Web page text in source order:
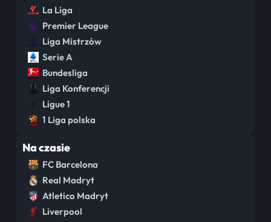
La Liga
Premier League
Liga Mistrzów
Serie A
Bundesliga
Liga Konferencji
Ligue 1
1 Liga polska
Na czasie
FC Barcelona
Real Madryt
Atletico Madryt
Liverpool